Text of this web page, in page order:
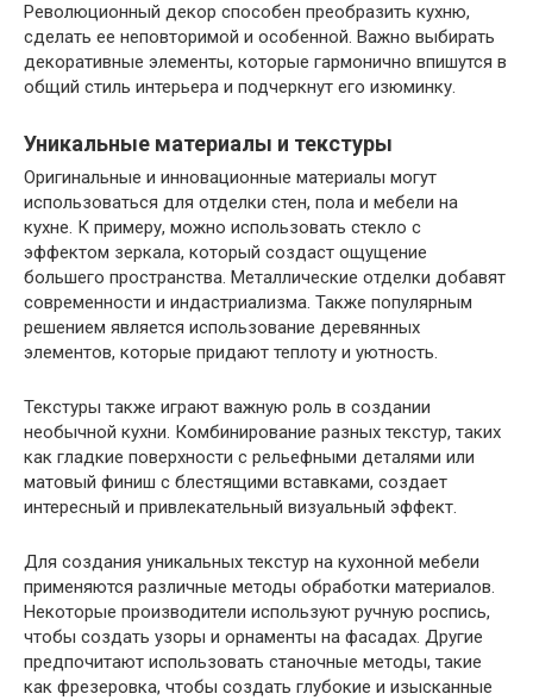
Революционный декор способен преобразить кухню,
сделать ее неповторимой и особенной. Важно выбирать
декоративные элементы, которые гармонично впишутся в
общий стиль интерьера и подчеркнут его изюминку.
Уникальные материалы и текстуры
Оригинальные и инновационные материалы могут
использоваться для отделки стен, пола и мебели на
кухне. К примеру, можно использовать стекло с
эффектом зеркала, который создаст ощущение
большего пространства. Металлические отделки добавят
современности и индастриализма. Также популярным
решением является использование деревянных
элементов, которые придают теплоту и уютность.
Текстуры также играют важную роль в создании
необычной кухни. Комбинирование разных текстур, таких
как гладкие поверхности с рельефными деталями или
матовый финиш с блестящими вставками, создает
интересный и привлекательный визуальный эффект.
Для создания уникальных текстур на кухонной мебели
применяются различные методы обработки материалов.
Некоторые производители используют ручную роспись,
чтобы создать узоры и орнаменты на фасадах. Другие
предпочитают использовать станочные методы, такие
как фрезеровка, чтобы создать глубокие и изысканные